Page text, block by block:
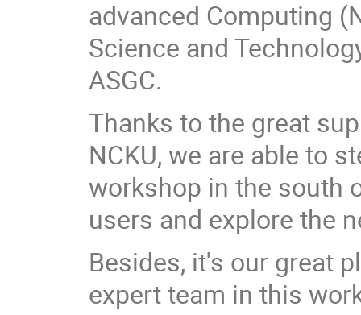
advanced Computing
Science and
ASGC.
Thanks to the great
NCKU, we are able to
workshop in the south
users and explore the
Besides, it's our great
expert team in this